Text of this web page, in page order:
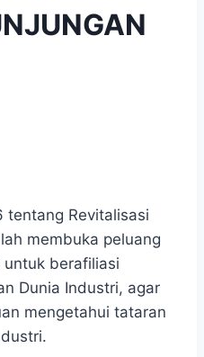
tentang Revitalisasi
membuka peluang
untuk berafiliasi
Dunia Industri, agar
mengetahui tataran